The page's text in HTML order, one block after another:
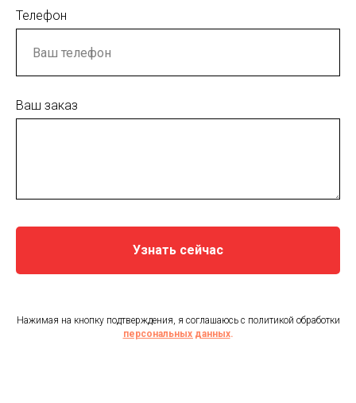
Телефон
Ваш заказ
Узнать сейчас
Нажимая на кнопку подтверждения, я соглашаюсь с политикой обработки
персональных данных.